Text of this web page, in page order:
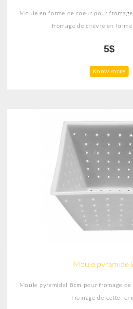
Moule en forme de coeur pour
fromage de chèvre en forme
5$
Know more
Moule pyramide
Moule pyramidal 8cm pour fromage
fromage de cette